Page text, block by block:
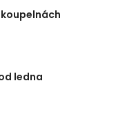
ledna